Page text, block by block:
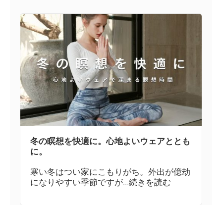
冬の瞑想を快適に。心地よいウェアととも
に。
寒い冬はつい家にこもりがち。外出が億劫
になりやすい季節ですが…続きを読む